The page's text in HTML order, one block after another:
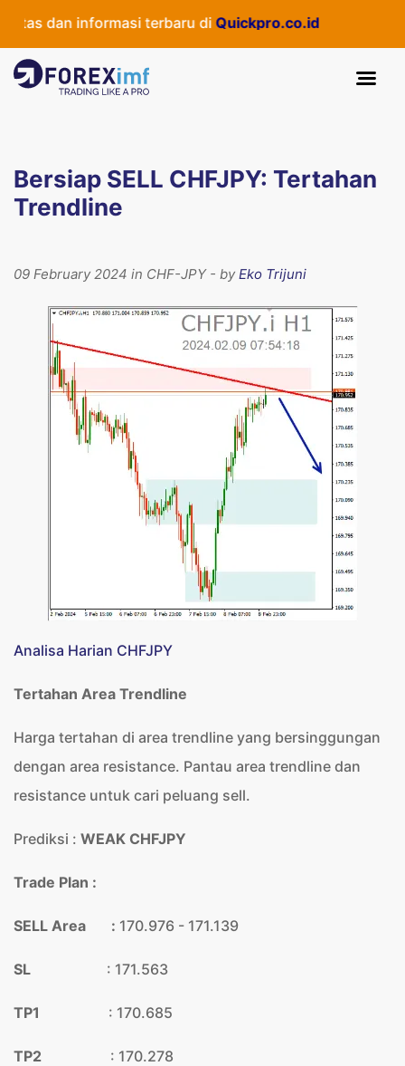
dan informasi terbaru di Quickpro.co.id
Bersiap SELL CHFJPY: Tertahan
Trendline
09 February 2024 in CHF-JPY - byEko Trijuni
Analisa Harian CHFJPY
Tertahan Area Trendline
Harga tertahan di area trendline yang bersinggungan
dengan area resistance. Pantau area trendline dan
resistance untuk cari peluang sell.
Prediksi : WEAK CHFJPY
Trade Plan :
SELL Area : 170.976 - 171.139
SL : 171.563
TP1 : 170.685
TP2 : 170.278